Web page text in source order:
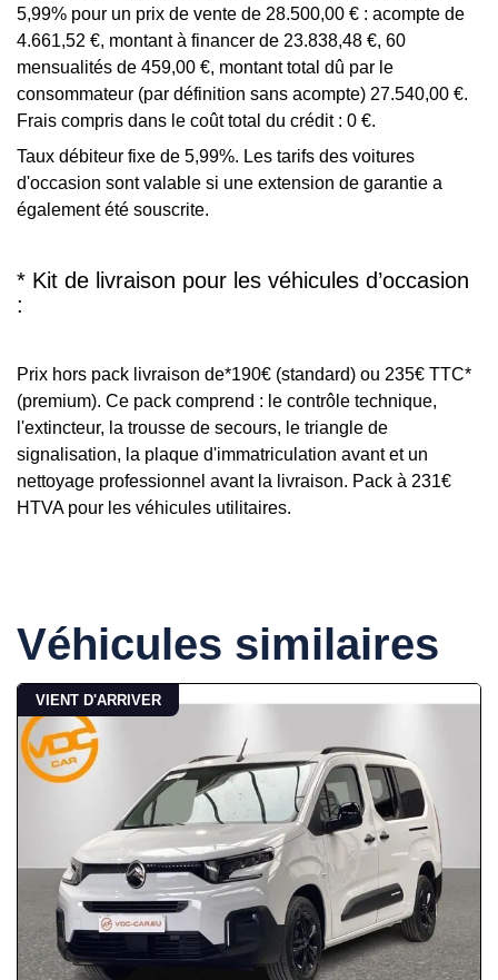
5,99% pour un prix de vente de 28.500,00 € : acompte de
4.661,52 €, montant à financer de 23.838,48 €, 60
mensualités de 459,00 €, montant total dû par le
consommateur (par définition sans acompte) 27.540,00 €.
Frais compris dans le coût total du crédit : 0 €.
Taux débiteur fixe de 5,99%. Les tarifs des voitures
d'occasion sont valable si une extension de garantie a
également été souscrite.
* Kit de livraison pour les véhicules d’occasion
:
Prix hors pack livraison de*190€ (standard) ou 235€ TTC*
(premium). Ce pack comprend : le contrôle technique,
l'extincteur, la trousse de secours, le triangle de
signalisation, la plaque d'immatriculation avant et un
nettoyage professionnel avant la livraison. Pack à 231€
HTVA pour les véhicules utilitaires.
Véhicules similaires
VIENT D'ARRIVER